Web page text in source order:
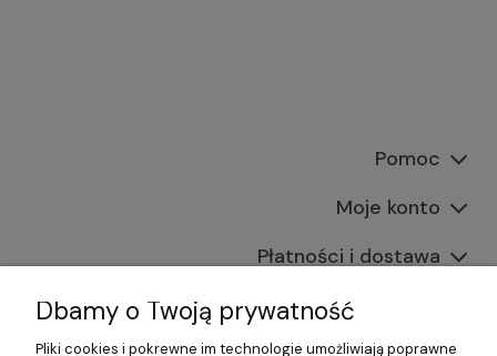
Pomoc
Moje konto
Płatności i dostawa
Informacje
Dbamy o Twoją prywatność
Pliki cookies i pokrewne im technologie umożliwiają poprawne